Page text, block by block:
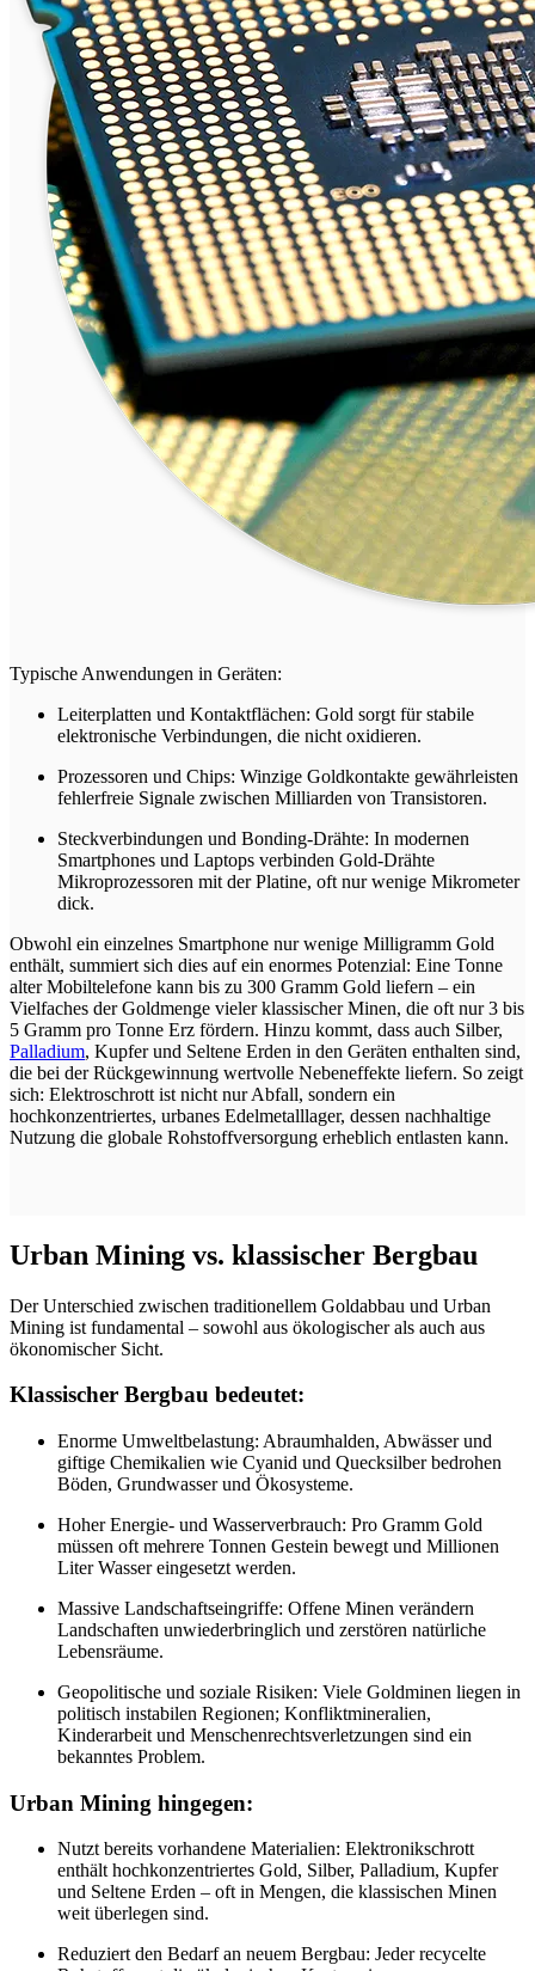
Typische Anwendungen in Geräten:
Leiterplatten und Kontaktflächen: Gold sorgt für stabile
elektronische Verbindungen, die nicht oxidieren.
Prozessoren und Chips: Winzige Goldkontakte gewährleisten
fehlerfreie Signale zwischen Milliarden von Transistoren.
Steckverbindungen und Bonding-Drähte: In modernen
Smartphones und Laptops verbinden Gold-Drähte
Mikroprozessoren mit der Platine, oft nur wenige Mikrometer
dick.
Obwohl ein einzelnes Smartphone nur wenige Milligramm Gold
enthält, summiert sich dies auf ein enormes Potenzial: Eine Tonne
alter Mobiltelefone kann bis zu 300 Gramm Gold liefern – ein
Vielfaches der Goldmenge vieler klassischer Minen, die oft nur 3 bis
5 Gramm pro Tonne Erz fördern. Hinzu kommt, dass auch Silber,
Palladium, Kupfer und Seltene Erden in den Geräten enthalten sind,
die bei der Rückgewinnung wertvolle Nebeneffekte liefern. So zeigt
sich: Elektroschrott ist nicht nur Abfall, sondern ein
hochkonzentriertes, urbanes Edelmetalllager, dessen nachhaltige
Nutzung die globale Rohstoffversorgung erheblich entlasten kann.
Urban Mining vs. klassischer Bergbau
Der Unterschied zwischen traditionellem Goldabbau und Urban
Mining ist fundamental – sowohl aus ökologischer als auch aus
ökonomischer Sicht.
Klassischer Bergbau bedeutet:
Enorme Umweltbelastung: Abraumhalden, Abwässer und
giftige Chemikalien wie Cyanid und Quecksilber bedrohen
Böden, Grundwasser und Ökosysteme.
Hoher Energie- und Wasserverbrauch: Pro Gramm Gold
müssen oft mehrere Tonnen Gestein bewegt und Millionen
Liter Wasser eingesetzt werden.
Massive Landschaftseingriffe: Offene Minen verändern
Landschaften unwiederbringlich und zerstören natürliche
Lebensräume.
Geopolitische und soziale Risiken: Viele Goldminen liegen in
politisch instabilen Regionen; Konfliktmineralien,
Kinderarbeit und Menschenrechtsverletzungen sind ein
bekanntes Problem.
Urban Mining hingegen:
Nutzt bereits vorhandene Materialien: Elektronikschrott
enthält hochkonzentriertes Gold, Silber, Palladium, Kupfer
und Seltene Erden – oft in Mengen, die klassischen Minen
weit überlegen sind.
Reduziert den Bedarf an neuem Bergbau: Jeder recycelte